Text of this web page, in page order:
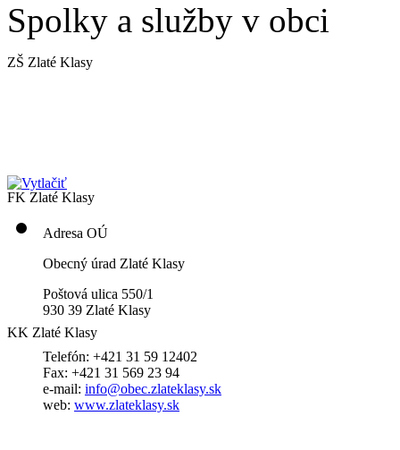
Spolky a služby v obci
ZŠ Zlaté Klasy
FK Zlaté Klasy
KK Zlaté Klasy
Adresa OÚ
Obecný úrad Zlaté Klasy
Poštová ulica 550/1
930 39 Zlaté Klasy
Telefón: +421 31 59 12402
Fax: +421 31 569 23 94
e-mail: info@obec.zlateklasy.sk
web: www.zlateklasy.sk